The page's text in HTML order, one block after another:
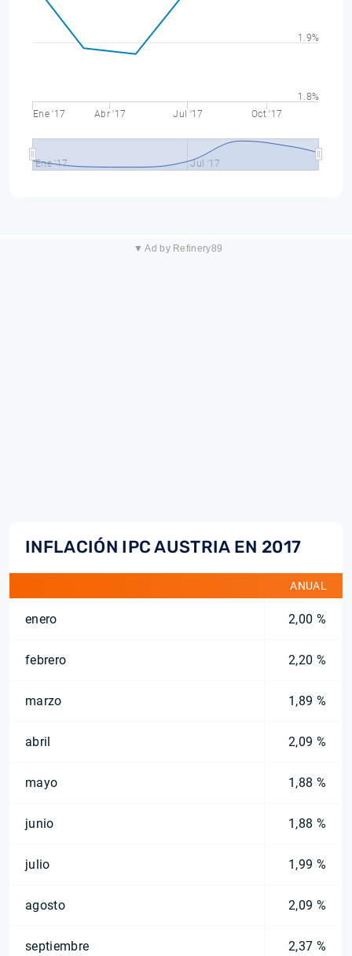
Ene '17 Abr '17 Jul '17 Oct '17
Ene '17 Jul '17
1.8%
1.9%
▼ Ad by Refinery89
INFLACIÓN IPC AUSTRIA EN 2017
ANUAL
enero 2,00 %
febrero 2,20 %
marzo 1,89 %
abril 2,09 %
mayo 1,88 %
junio 1,88 %
julio 1,99 %
agosto 2,09 %
septiembre 2,37 %